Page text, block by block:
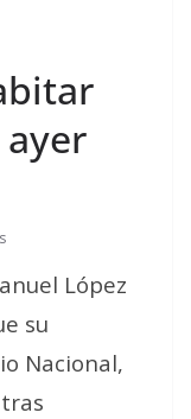
López
su
Nacional,